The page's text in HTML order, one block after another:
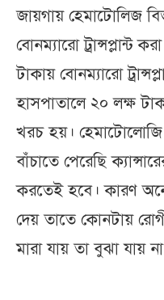
জায়গায় হেমাটোলিজ
বোনম্যারো ট্রান্সপ্লান্ট
টাকায় বোনম্যারো
হাসপাতালে ২০ লক্ষ
খরচ হয়।
বাঁচাতে পেরেছি
করতেই হবে। কারণ
দেয় তাতে কোনটায়
মারা যায় তা বুঝা যায়